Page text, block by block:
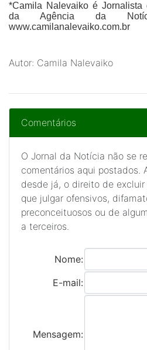
*Camila Nalevaiko é Jornalista
da Agência da
www.camilanalevaiko.com.br
Autor: Camila Nalevaiko
Comentários
O Jornal da Notícia não se
comentários aqui postados.
desde já, o direito de
que julgar ofensivos,
preconceituosos ou de
a terceiros.
Nome:
E-mail:
Mensagem: